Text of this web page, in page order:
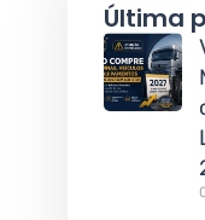
Última